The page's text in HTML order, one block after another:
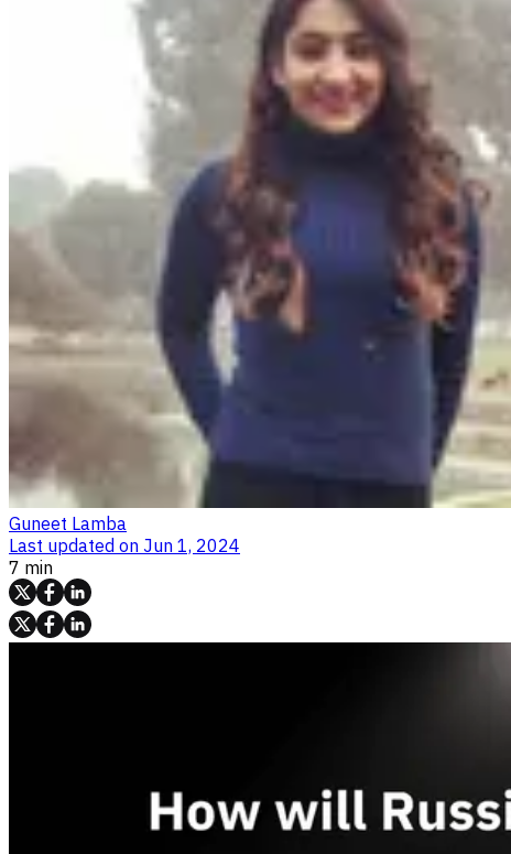
Guneet Lamba
Last updated on Jun 1, 2024
7 min